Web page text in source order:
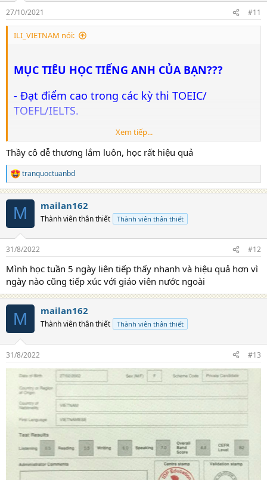
27/10/2021 #11
ILI_VIETNAM nói:
MỤC TIÊU HỌC TIẾNG ANH CỦA BẠN???
- Đạt điểm cao trong các kỳ thi TOEIC/
TOEFL/IELTS.
- Bạn muốn cơ hội thăng tiến trong công việc
cao hơn.
- Có công việc với mức lương hấp dẫn tại các
công ty trong và ngoài nước.
- Giao tiếp tốt trong môi trường tiếng Anh.
- Muốn đi du học hay du lịch mọi nơi trên thế
giới
Học tiếng Anh tại I LI, với những điểm khác
biệt sẽ giúp bạn đạt được những mục tiêu
của mình:
- 100% giáo viên nước ngoài.
- Giáo viên có 1 trong 3 chứng chỉ dạy tiếng
Anh Quốc tế (CELTA, TESOL, CTBE).
- Giáo trình học hiệu quả.
- Lớp chuyên luyện thi IELTS.
Xem tiếp...
Thầy cô dễ thương lắm luôn, học rất hiệu quả
R
e
a
s
tranquoctuanbd
M mailan162
Thành viên thân thiết Thành viên thân thiết
31/8/2022 #12
Mình học tuần 5 ngày liên tiếp thấy nhanh và hiệu quả hơn vì
ngày nào cũng tiếp xúc với giáo viên nước ngoài
M mailan162
Thành viên thân thiết Thành viên thân thiết
31/8/2022 #13